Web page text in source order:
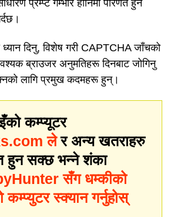
प्रम्प्ट गम्भीर हानिमा परिणत हुन
ध्यान दिनु, विशेष गरी CAPTCHA जाँचको
ब्राउजर अनुमतिहरू दिनबाट जोगिनु
लागि प्रमुख कदमहरू हुन्।
कम्प्यूटर
लेर अन्य खतराहरु
हुन सक्छ भन्ने शंका
सँग धम्कीको
कम्प्युटर स्क्यान गर्नुहोस्